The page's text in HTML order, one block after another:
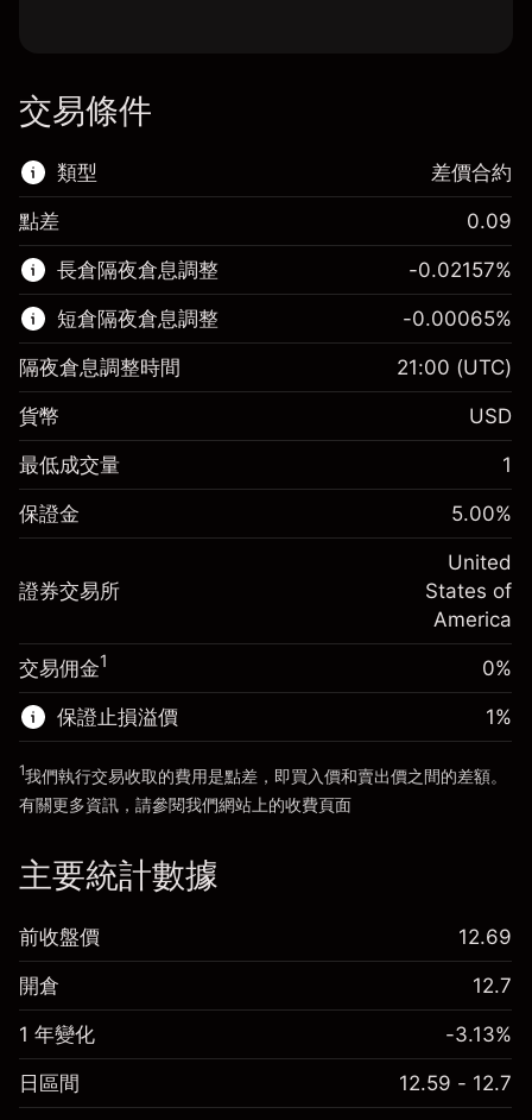
交易條件
類型
該金融市場可進行差價合約交易。
了解更多：
差價合約
差價合約
點差 0.09
長倉隔夜倉息調整
保證金。您的投資 $1,000.00
隔夜倉息
-0.021568
%
(-$4.31)
來自杠杆的資金 - 美元（大約值）
$19,000.00
前往平台
-0.02157%
短倉隔夜倉息調整
保證金。您的投資 $1,000.00
隔夜倉息
-0.000654
%
(-$0.13)
$20,000.00
來自杠杆的資金 - 美元（大約值）$19,000.00
前往平台
-0.00065%
隔夜倉息調整時間 21:00 (UTC)
貨幣 USD
最低成交量 1
保證金 5.00%
證券交易所
United
States of
America
交易佣金1 0%
保證止損溢價 1%
1我們執行交易收取的費用是點差，即買入價和賣出價之間的差額。
有關更多資訊，請參閱我們網站上的收費頁面
主要統計數據
前收盤價 12.69
開倉 12.7
1 年變化 -3.13%
日區間 12.59 - 12.7